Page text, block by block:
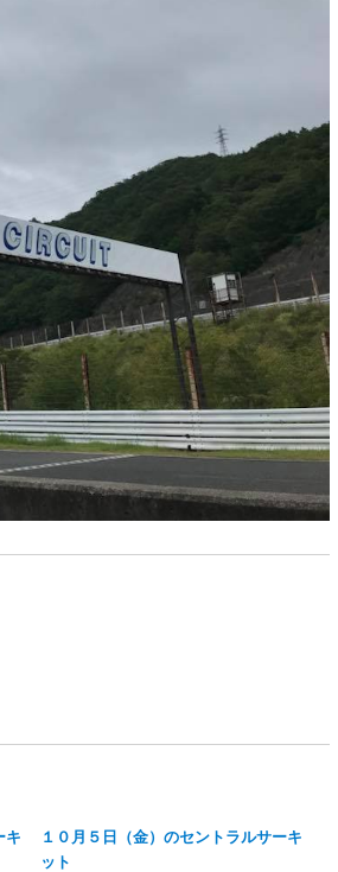
キ
１０月５日（金）のセントラルサーキ
ット